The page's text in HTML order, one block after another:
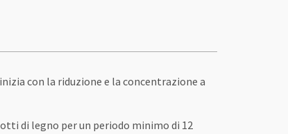
con la riduzione e la concentrazione a
di legno per un periodo minimo di 12